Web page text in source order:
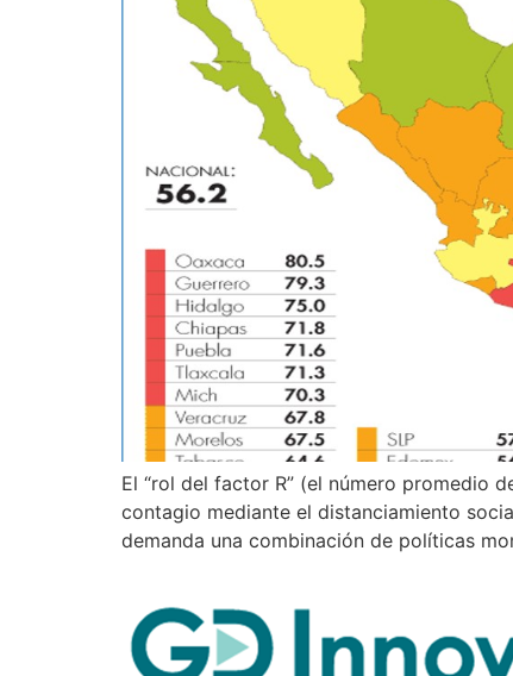
El “rol del factor R” (el número promedio
contagio mediante el distanciamiento
demanda una combinación de políticas